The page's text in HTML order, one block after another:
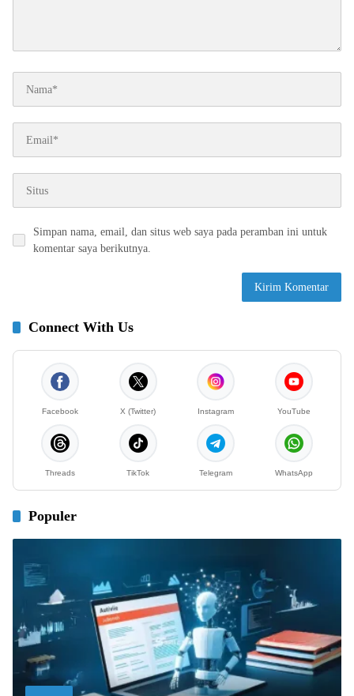
Simpan nama, email, dan situs web saya pada peramban ini untuk
komentar saya berikutnya.
Connect With Us
Facebook X (Twitter) Instagram YouTube
Threads TikTok Telegram WhatsApp
Populer